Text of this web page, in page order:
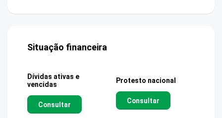
Situação financeira
Dívidas ativas e
vencidas
Consultar
Protesto nacional
Consultar